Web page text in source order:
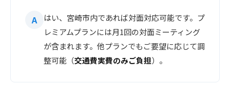
はい、宮崎市内であれば対面対応可能です。プ
レミアムプランには月1回の対面ミーティング
が含まれます。他プランでもご要望に応じて調
整可能（交通費実費のみご負担）。